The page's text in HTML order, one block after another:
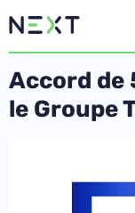
Accord de
le Groupe